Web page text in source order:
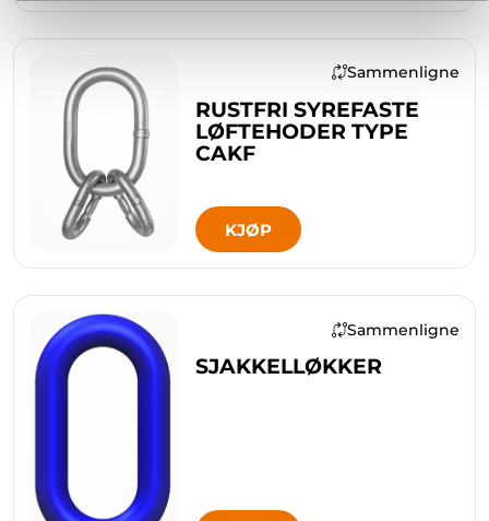
Sammenligne
RUSTFRI SYREFASTE
LØFTEHODER TYPE
CAKF
KJØP
Sammenligne
SJAKKELLØKKER